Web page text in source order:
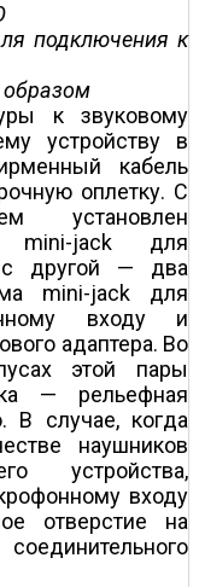
подключения к
образом
к звуковому
устройству в
кабель
оплетку. С
установлен
mini-jack для
с другой — два
mini-jack для
входу и
адаптера. Во
этой пары
— рельефная
В случае, когда
наушников
устройства,
входу
отверстие на